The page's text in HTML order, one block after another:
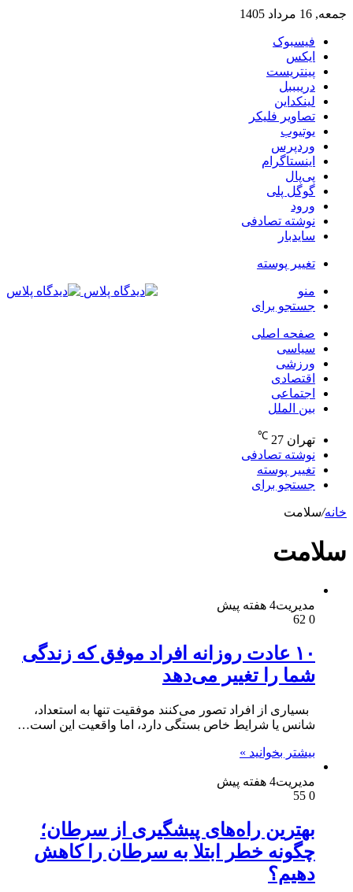
جمعه, 16 مرداد 1405
فیسبوک
ایکس
پینتریست
دریبببل
لینکداین
تصاویر فلیکر
یوتیوب
وردپرس
اینستاگرام
پی‌پال
گوگل پلی
ورود
نوشته تصادفی
سایدبار
تغییر پوسته
منو
جستجو برای
صفحه اصلی
سیاسی
ورزشی
اقتصادی
اجتماعی
بین الملل
تهران 27
℃
نوشته تصادفی
تغییر پوسته
جستجو برای
خانه/سلامت
سلامت
مدیریت4 هفته پیش
0
۱۰ عادت روزانه افراد موفق که زندگی
شما را تغییر می‌دهد
بسیاری از افراد تصور می‌کنند موفقیت تنها به استعداد،
شانس یا شرایط خاص بستگی دارد، اما واقعیت این است…
بیشتر بخوانید »
مدیریت4 هفته پیش
0
بهترین راه‌های پیشگیری از سرطان؛
چگونه خطر ابتلا به سرطان را کاهش
دهیم؟